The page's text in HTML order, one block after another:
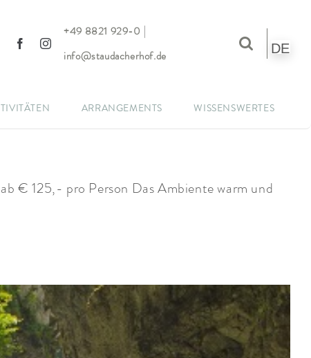
+49 8821 929-0
info@staudacherhof.de DE
ARRANGEMENTS WISSENSWERTES
€ 125,- pro Person Das Ambiente warm und